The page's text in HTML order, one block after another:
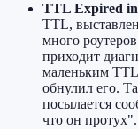
TTL Expired
TTL,
много
приходит
маленьким
обнулил его.
посылается
что он протух".